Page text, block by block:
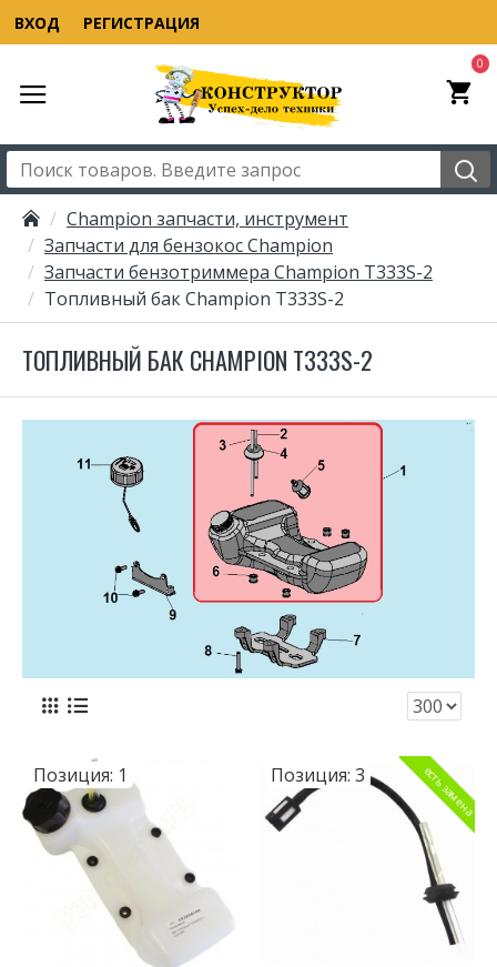
ВХОД РЕГИСТРАЦИЯ
0
Champion запчасти, инструмент
Запчасти для бензокос Champion
Запчасти бензотриммера Champion T333S-2
Топливный бак Champion T333S-2
ТОПЛИВНЫЙ БАК CHAMPION T333S-2
Позиция: 1 Позиция: 3 есть замена